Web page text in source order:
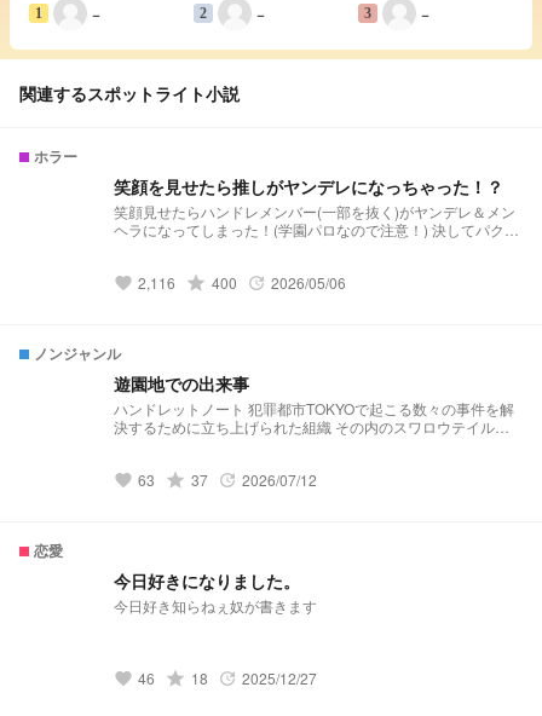
1 − 2 − 3 −
関連するスポットライト小説
ホラー
笑顔を見せたら推しがヤンデレになっちゃった！？
笑顔見せたらハンドレメンバー(一部を抜く)がヤンデレ＆メン
ヘラになってしまった！(学園パロなので注意！) 決してパクっ
favorite 2,116 grade 400 update 2026/05/06
ノンジャンル
遊園地での出来事
ハンドレットノート 犯罪都市TOKYOで起こる数々の事件を解
決するために立ち上げられた組織 その内のスワロウテイル、
favorite 63 grade 37 update 2026/07/12
恋愛
今日好きになりました。
今日好き知らねぇ奴が書きます
favorite 46 grade 18 update 2025/12/27